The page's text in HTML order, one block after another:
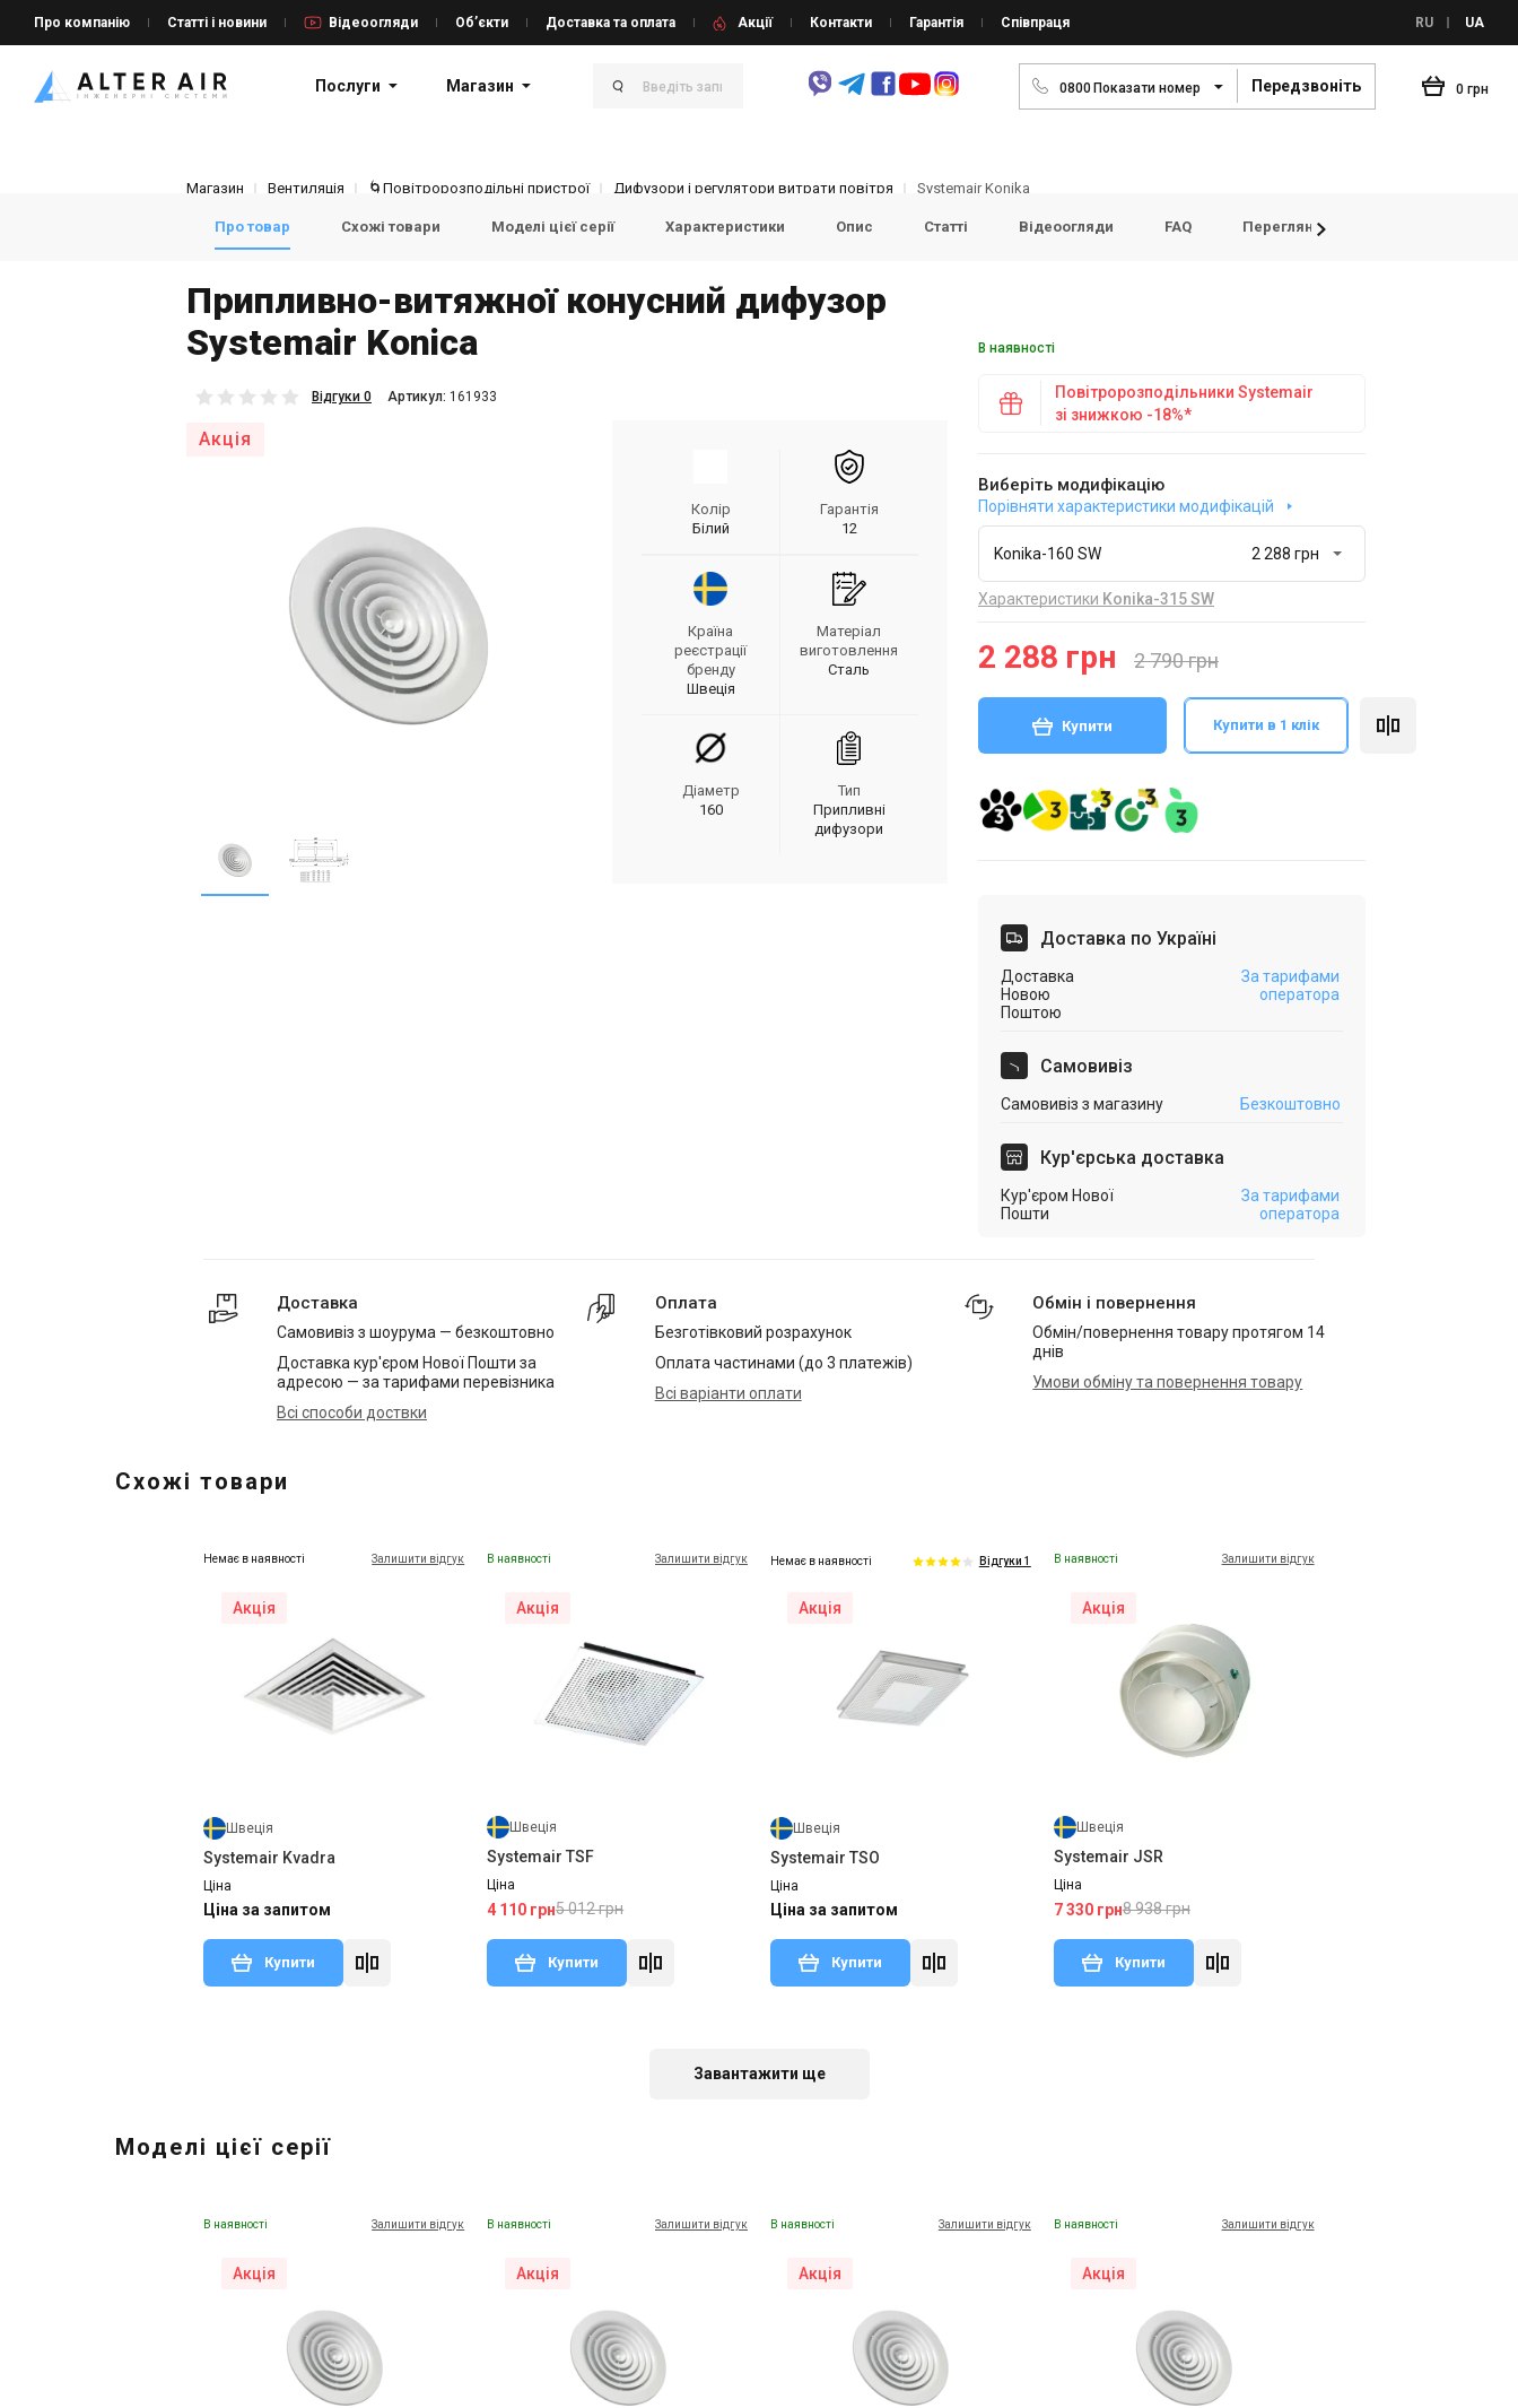
Про компанію Статті і новини Відеоогляди Об’єкти Доставка та оплата Акції Контакти Гарантія Співпраця RU UA
Послуги Магазин 0800Показати номер Передзвоніть 0 грн
Магазин Вентиляція 🌀Повітророзподільні пристрої Дифузори і регулятори витрати повітря Systemair Konika
Про товар Схожі товари Моделі цієї серії Характеристики Опис Статті Відеоогляди FAQ Переглянуті товари
Припливно-витяжної конусний дифузор
Systemair Konica
Відгуки 0 Aртикул: 161933
Акція
Колір
Білий
Гарантія
12
Країна
реєстрації
бренду
Швеція
Матеріал
виготовлення
Сталь
Діаметр
160
Тип
Припливні
дифузори
В наявності
Повітророзподільники Systemair
зі знижкою -18%*
Виберіть модифікацію
Порівняти характеристики модифікацій
Konika-160 SW
Характеристики Konika-315 SW
2 288 грн 2 790 грн
Купити Купити в 1 клік
Доставка по Україні
Доставка
Новою
Поштою
За тарифами
оператора
Самовивіз
Самовивіз з магазину Безкоштовно
Кур'єрська доставка
Кур'єром Нової
Пошти
За тарифами
оператора
Доставка
Самовивіз з шоурума — безкоштовно
Доставка кур'єром Нової Пошти за
адресою — за тарифами перевізника
Всі способи доствки
Оплата
Безготівковий розрахунок
Оплата частинами (до 3 платежів)
Всі варіанти оплати
Обмін і повернення
Обмін/повернення товару протягом 14
днів
Умови обміну та повернення товару
Схожі товари
Немає в наявності Залишити відгук
Акція
Швеція
Systemair Kvadra
Ціна
Ціна за запитом
Купити
В наявності Залишити відгук
Акція
Швеція
Systemair TSF
Ціна
4 110 грн5 012 грн
Купити
Немає в наявності Відгуки 1
Акція
Швеція
Systemair TSO
Ціна
Ціна за запитом
Купити
В наявності Залишити відгук
Акція
Швеція
Systemair JSR
Ціна
7 330 грн8 938 грн
Купити
Акція
Systemair TSK
Ціна
Ціна за запитом
Завантажити ще
Моделі цієї серії
В наявності Залишити відгук
Акція
В наявності Залишити відгук
Акція
В наявності Залишити відгук
Акція
В наявності Залишити відгук
Акція